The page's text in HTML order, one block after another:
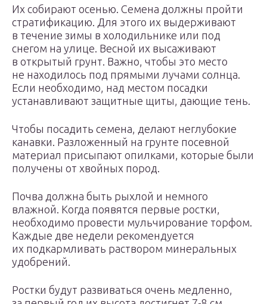
Их собирают осенью. Семена должны пройти
стратификацию. Для этого их выдерживают
в течение зимы в холодильнике или под
снегом на улице. Весной их высаживают
в открытый грунт. Важно, чтобы это место
не находилось под прямыми лучами солнца.
Если необходимо, над местом посадки
устанавливают защитные щиты, дающие тень.
Чтобы посадить семена, делают неглубокие
канавки. Разложенный на грунте посевной
материал присыпают опилками, которые были
получены от хвойных пород.
Почва должна быть рыхлой и немного
влажной. Когда появятся первые ростки,
необходимо провести мульчирование торфом.
Каждые две недели рекомендуется
их подкармливать раствором минеральных
удобрений.
Ростки будут развиваться очень медленно,